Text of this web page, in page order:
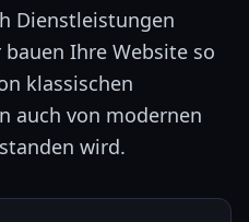
Dienstleistungen
Ihre Website so
klassischen
auch von modernen
wird.